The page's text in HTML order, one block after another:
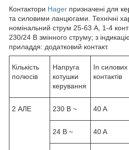
Контактори Hager призначені для
та силовими ланцюгами. Технічні
номінальний струм 25-63 А, 1-4
230/24 В змінного струму; з
приладдя: додатковий контакт.
Кількість
полюсів
Напруга
котушки
керування
In силових
контактів
2 АЛЕ 230 B ~ 40 A
24 B ~ 40 A